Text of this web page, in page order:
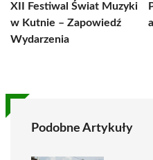
XII Festiwal Świat Muzyki
w Kutnie – Zapowiedź
Wydarzenia
Podobne Artykuły